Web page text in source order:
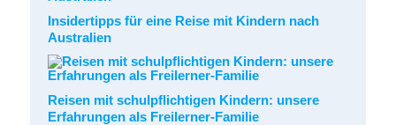
Insidertipps für eine Reise mit Kindern nach
Australien
Reisen mit schulpflichtigen Kindern: unsere
Erfahrungen als Freilerner-Familie